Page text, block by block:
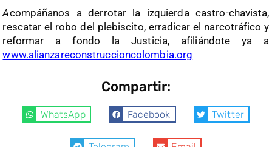
Acompáñanos a derrotar la izquierda castro-chavista,
rescatar el robo del plebiscito, erradicar el narcotráfico y
reformar a fondo la Justicia, afiliándote ya a
www.alianzareconstruccioncolombia.org
Compartir:
WhatsApp Facebook Twitter